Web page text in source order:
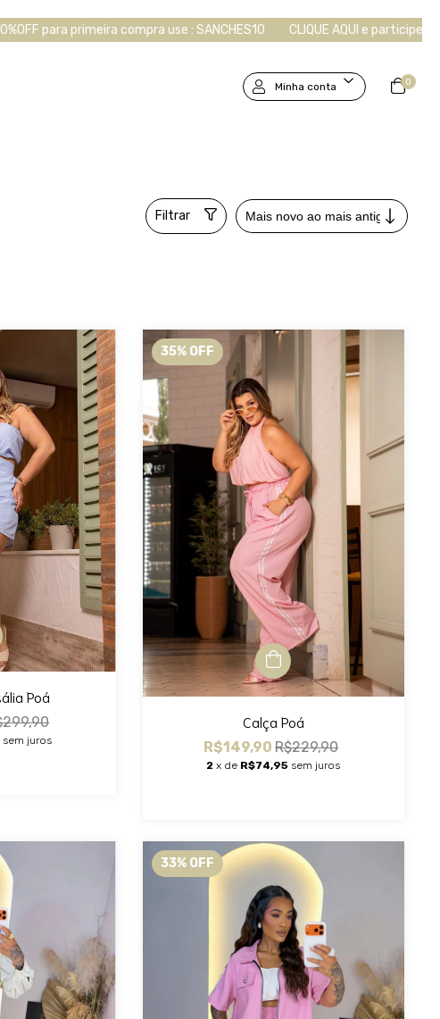
use : SANCHES10 CLIQUE AQUI e participe do nosso grupo VIP!
Minha conta 0
Filtrar
Poá
sem juros
35% OFF
Calça Poá
R$149,90R$229,90
2 x de R$74,95 sem juros
33% OFF